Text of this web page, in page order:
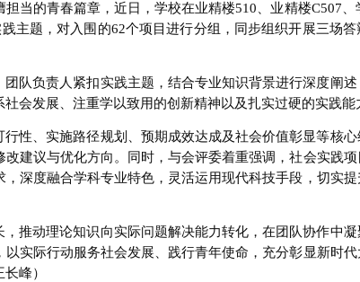
当的青春篇章，近日，学校在业精楼510、业精楼C507、
主题，对入围的62个项目进行分组，同步组织开展三场
队负责人紧扣实践主题，结合专业知识背景进行深度阐
会发展、注重学以致用的创新精神以及扎实过硬的实践能
性、实施路径规划、预期成效达成及社会价值彰显等核心
建议与优化方向。同时，与会评委着重强调，社会实践
深度融合学科专业特色，灵活运用现代科技手段，切实
推动理论知识向实际问题解决能力转化，在团队协作中
实际行动服务社会发展、践行青年使命，充分彰显新时代
峰）